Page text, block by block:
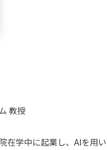
教授
在学中に起業し、AIを用い